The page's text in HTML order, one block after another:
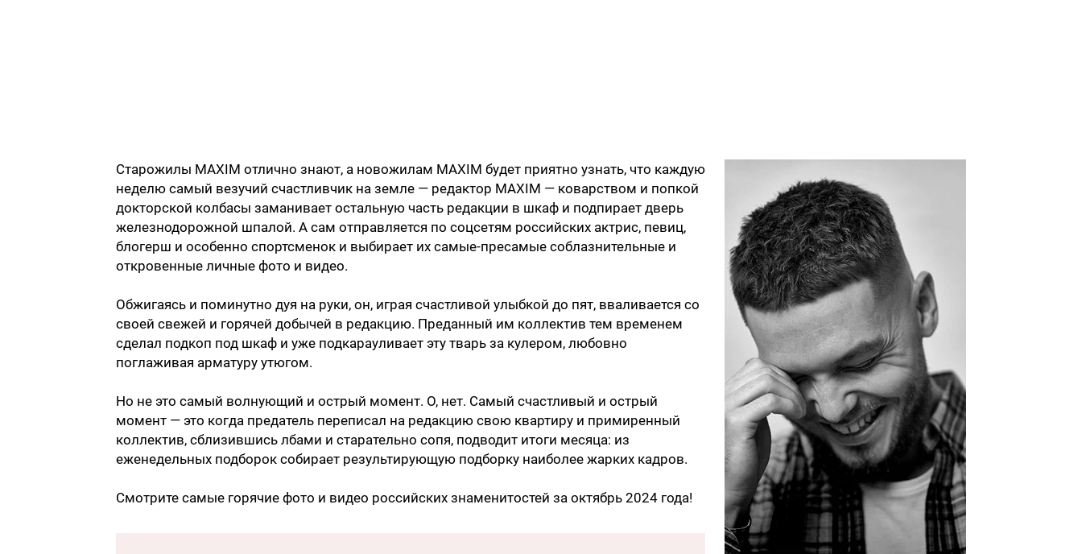
Старожилы MAXIM отлично знают, а новожилам MAXIM будет приятно узнать, что каждую
неделю самый везучий счастливчик на земле — редактор MAXIM — коварством и попкой
докторской колбасы заманивает остальную часть редакции в шкаф и подпирает дверь
железнодорожной шпалой. А сам отправляется по соцсетям российских актрис, певиц,
блогерш и особенно спортсменок и выбирает их самые-пресамые соблазнительные и
откровенные личные фото и видео.
Обжигаясь и поминутно дуя на руки, он, играя счастливой улыбкой до пят, вваливается со
своей свежей и горячей добычей в редакцию. Преданный им коллектив тем временем
сделал подкоп под шкаф и уже подкарауливает эту тварь за кулером, любовно
поглаживая арматуру утюгом.
Но не это самый волнующий и острый момент. О, нет. Самый счастливый и острый
момент — это когда предатель переписал на редакцию свою квартиру и примиренный
коллектив, сблизившись лбами и старательно сопя, подводит итоги месяца: из
еженедельных подборок собирает результирующую подборку наиболее жарких кадров.
Смотрите самые горячие фото и видео российских знаменитостей за октябрь 2024 года!